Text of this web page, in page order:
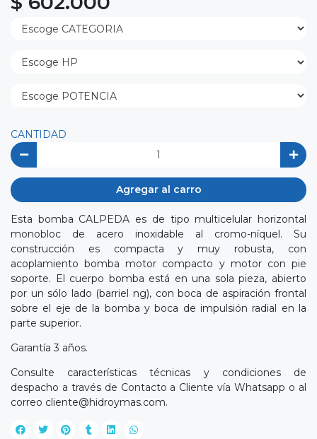
CANTIDAD
Agregar al carro
Esta bomba CALPEDA es de tipo multicelular horizontal
monobloc de acero inoxidable al cromo-níquel. Su
construcción es compacta y muy robusta, con
acoplamiento bomba motor compacto y motor con pie
soporte. El cuerpo bomba está en una sola pieza, abierto
por un sólo lado (barriel ng), con boca de aspiración frontal
sobre el eje de la bomba y boca de impulsión radial en la
parte superior.
Garantía 3 años.
Consulte características técnicas y condiciones de
despacho a través de Contacto a Cliente vía Whatsapp o al
correo cliente@hidroymas.com.